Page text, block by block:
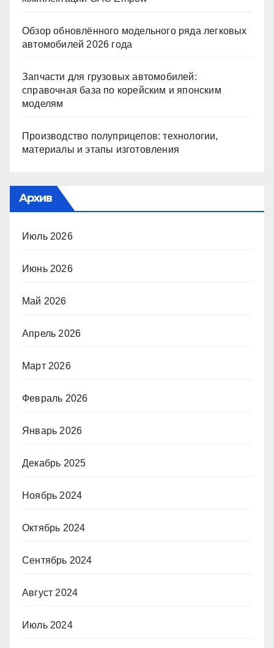
Обзор обновлённого модельного ряда легковых
автомобилей 2026 года
Запчасти для грузовых автомобилей:
справочная база по корейским и японским
моделям
Производство полуприцепов: технологии,
материалы и этапы изготовления
Архив
Июль 2026
Июнь 2026
Май 2026
Апрель 2026
Март 2026
Февраль 2026
Январь 2026
Декабрь 2025
Ноябрь 2024
Октябрь 2024
Сентябрь 2024
Август 2024
Июль 2024